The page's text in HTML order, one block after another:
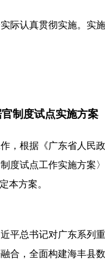
认真贯彻实施。实施
制度试点实施方案
根据《广东省人民
试点工作实施方案
本方案。
总书记对广东系列
，全面构建海丰县